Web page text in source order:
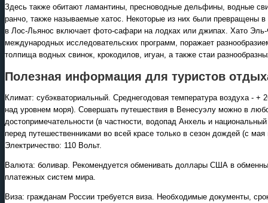
Здесь также обитают ламантины, пресноводные дельфины, водные
ранчо, также называемые хатос. Некоторые из них были превращены
в Лос-Льянос включает фото-сафари на лодках или джипах. Хато
международных исследовательских программ, поражает
толпища водных свинок, крокодилов, игуан, а также стаи
Полезная информация для туристов
Климат: субэкваториальный. Среднегодовая температура воздуха -
над уровнем моря). Совершать путешествия в Венесуэлу можно в
достопримечательности (в частности, водопад Анхель и
перед путешественниками во всей красе только в сезон дождей (с мая
Электричество: 110 Вольт.
Валюта: боливар. Рекомендуется обменивать доллары США в
платежных систем мира.
Виза: гражданам России требуется виза. Необходимые документы,